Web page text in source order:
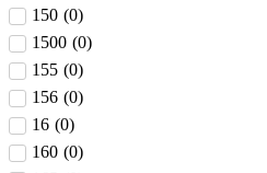
150 (0)
1500 (0)
155 (0)
156 (0)
16 (0)
160 (0)